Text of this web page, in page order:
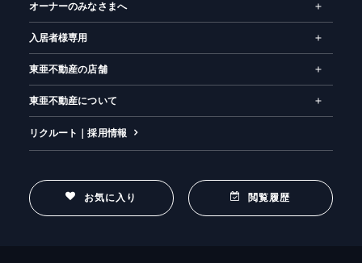
オーナーのみなさまへ
入居者様専用
東亜不動産の店舗
東亜不動産について
リクルート｜採用情報
お気に入り 閲覧履歴